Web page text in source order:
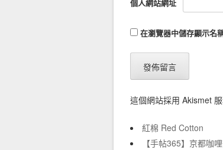
個人網站網址
在瀏覽器中儲存顯示名
這個網站採用 Akismet
紅棉 Red Cotton
【手帖365】京都咖